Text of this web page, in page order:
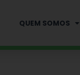
QUEM SOMOS